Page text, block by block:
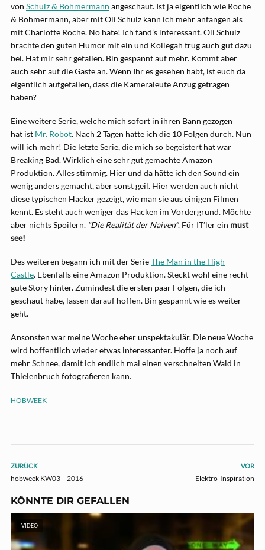
von Schulz & Böhmermann angeschaut. Ist ja eigentlich wie Roche
& Böhmermann, aber mit Oli Schulz kann ich mehr anfangen als
mit Charlotte Roche. No hate! Ich fand’s interessant. Oli Schulz
brachte den guten Humor mit ein und Kollegah trug auch gut dazu
bei. Hat mir sehr gefallen. Bin gespannt auf mehr. Kommt aber
auch sehr auf die Gäste an. Wenn Ihr es gesehen habt, ist euch da
eigentlich aufgefallen, dass die Kameraleute Anzug getragen
haben?
Eine weitere Serie, welche mich sofort in ihren Bann gezogen
hat ist Mr. Robot. Nach 2 Tagen hatte ich die 10 Folgen durch. Nun
will ich mehr! Die letzte Serie, die mich so begeistert hat war
Breaking Bad. Wirklich eine sehr gut gemachte Amazon
Produktion. Alles stimmig. Hier und da hätte ich den Sound ein
wenig anders gemacht, aber sonst geil. Hier werden auch nicht
diese typischen Hacker gezeigt, wie man sie aus einigen Filmen
kennt. Es steht auch weniger das Hacken im Vordergrund. Möchte
aber nichts Spoilern. “Die Realität der Naiven”. Für IT’ler ein must
see!
Des weiteren begann ich mit der SerieThe Man in the High
Castle. Ebenfalls eine Amazon Produktion. Steckt wohl eine recht
gute Story hinter. Zumindest die ersten paar Folgen, die ich
geschaut habe, lassen darauf hoffen. Bin gespannt wie es weiter
geht.
Ansonsten war meine Woche eher unspektakulär. Die neue Woche
wird hoffentlich wieder etwas interessanter. Hoffe ja noch auf
mehr Schnee, damit ich endlich mal einen verschneiten Wald in
Thielenbruch fotografieren kann.
HOBWEEK
ZURÜCK
hobweek KW03 – 2016
VOR
Elektro-Inspiration
KÖNNTE DIR GEFALLEN
VIDEO